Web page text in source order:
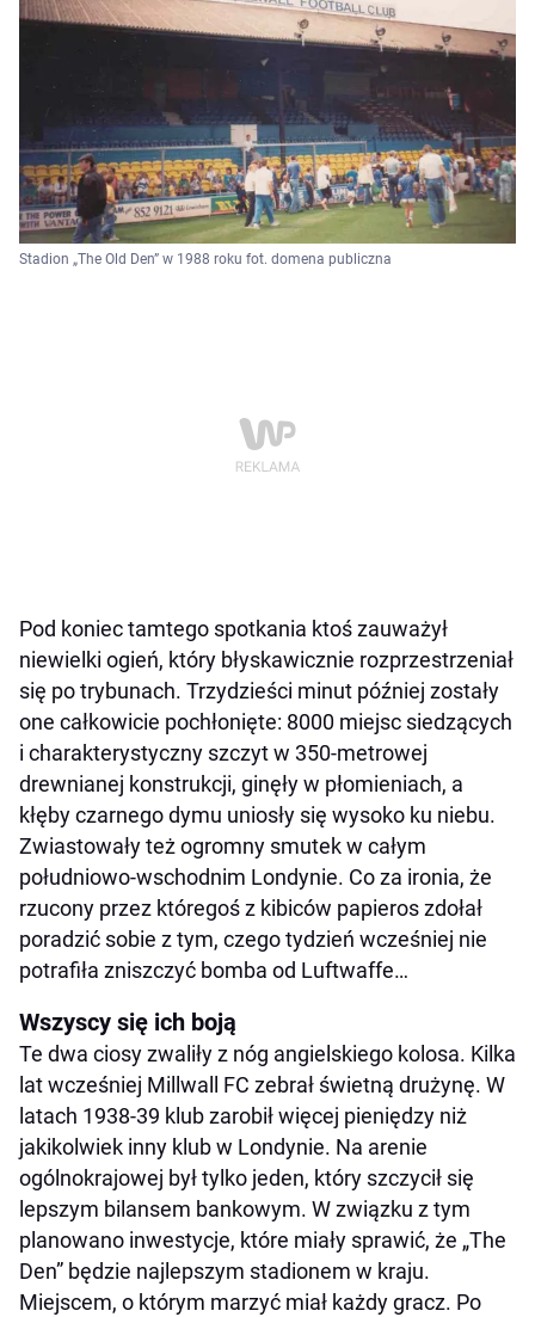
Stadion „The Old Den” w 1988 roku fot. domena publiczna
Pod koniec tamtego spotkania ktoś zauważył
niewielki ogień, który błyskawicznie rozprzestrzeniał
się po trybunach. Trzydzieści minut później zostały
one całkowicie pochłonięte: 8000 miejsc siedzących
i charakterystyczny szczyt w 350-metrowej
drewnianej konstrukcji, ginęły w płomieniach, a
kłęby czarnego dymu uniosły się wysoko ku niebu.
Zwiastowały też ogromny smutek w całym
południowo-wschodnim Londynie. Co za ironia, że
rzucony przez któregoś z kibiców papieros zdołał
poradzić sobie z tym, czego tydzień wcześniej nie
potrafiła zniszczyć bomba od Luftwaffe…
Wszyscy się ich boją
Te dwa ciosy zwaliły z nóg angielskiego kolosa. Kilka
lat wcześniej Millwall FC zebrał świetną drużynę. W
latach 1938-39 klub zarobił więcej pieniędzy niż
jakikolwiek inny klub w Londynie. Na arenie
ogólnokrajowej był tylko jeden, który szczycił się
lepszym bilansem bankowym. W związku z tym
planowano inwestycje, które miały sprawić, że „The
Den” będzie najlepszym stadionem w kraju.
Miejscem, o którym marzyć miał każdy gracz. Po